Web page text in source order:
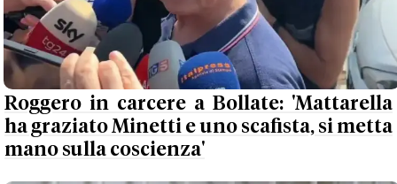
Roggero in carcere a Bollate: 'Mattarella
ha graziato Minetti e uno scafista, si metta
mano sulla coscienza'